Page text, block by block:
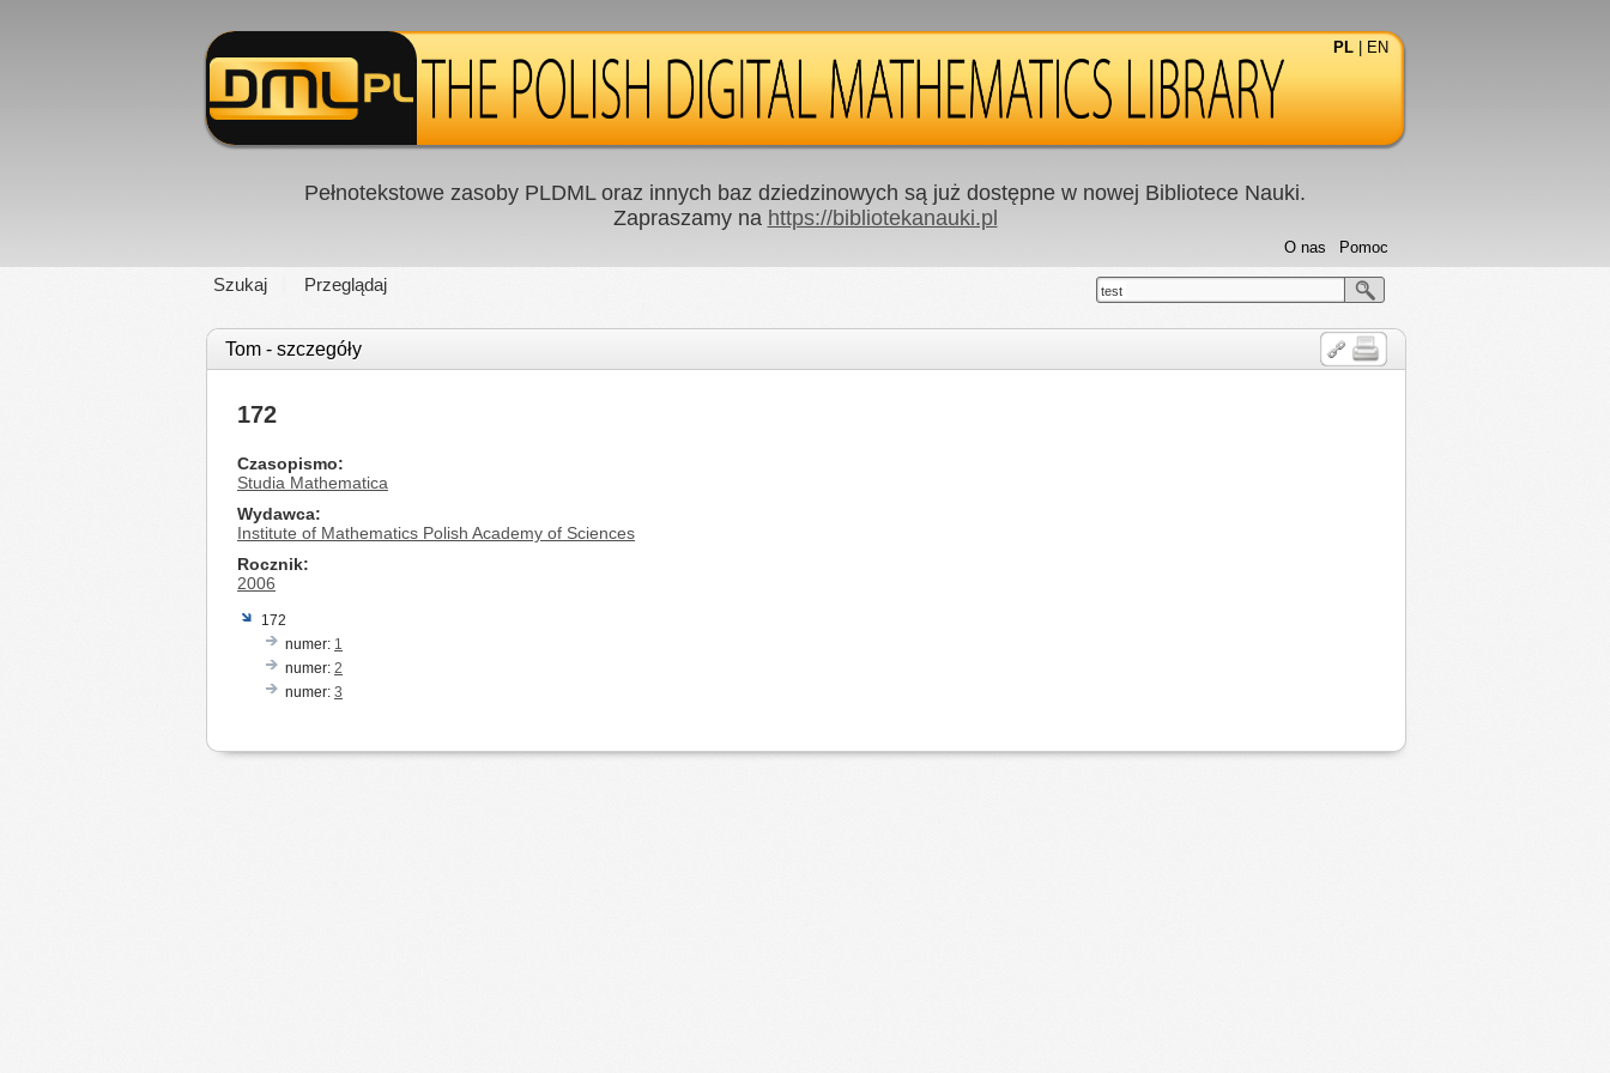
PL EN
Pełnotekstowe zasoby PLDML oraz innych baz dziedzinowych są już dostępne w nowej Bibliotece Nauki.
Zapraszamy na https://bibliotekanauki.pl
Szukaj Przeglądaj
Pomoc
O nas
test
Tom - szczegóły
172
Czasopismo
Studia Mathematica
Wydawca
Institute of Mathematics Polish Academy of Sciences
Rocznik
2006
172
numer: 1
numer: 2
numer: 3